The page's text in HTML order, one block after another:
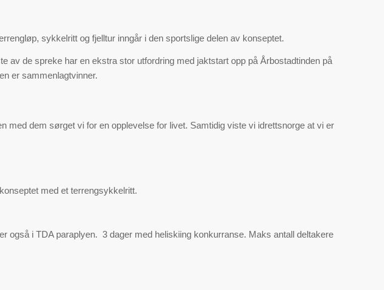
sykkelritt og fjelltur inngår i den sportslige delen av konseptet.
av de spreke har en ekstra stor utfordring med jaktstart opp på Årbostadtinden på
er sammenlagtvinner.
dem sørget vi for en opplevelse for livet. Samtidig viste vi idrettsnorge at vi er
med et terrengsykkelritt.
også i TDA paraplyen. 3 dager med heliskiing konkurranse. Maks antall deltakere